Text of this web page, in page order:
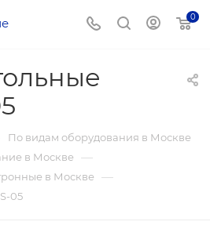
0
По видам оборудования в Москве
в Москве —
в Москве —
05